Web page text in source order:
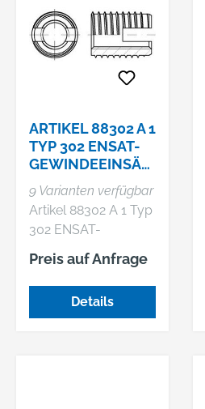
ARTIKEL 88302 A 1
TYP 302 ENSAT-
GEWINDEEINSÄT
ZE TYP 302
SELBSTSCHN.,
SCHNEIDSCHL
9 Varianten verfügbar
Artikel 88302 A 1 Typ
302 ENSAT-
Gewindeeinsätze Typ
302 selbstschn.,
Schneidschlitz,
Regelgew.
Preis auf Anfrage
Details